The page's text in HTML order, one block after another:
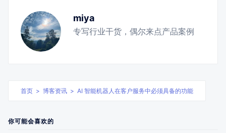
miya
专写行业干货，偶尔来点产品案例
首页 > 博客资讯 > AI 智能机器人在客户服务中必须具备的功能
你可能会喜欢的